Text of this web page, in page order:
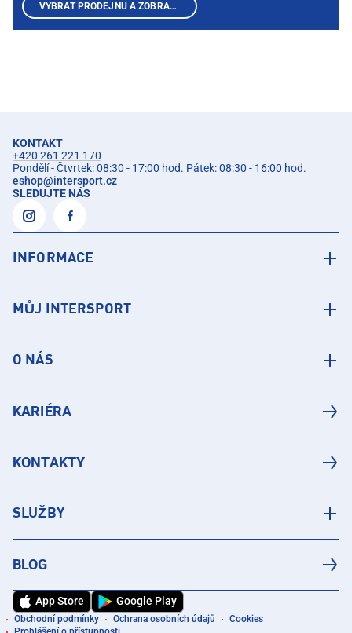
VYBRAT PRODEJNU A ZOBRAZIT PRODUKTY
KONTAKT
+420 261 221 170
Pondělí - Čtvrtek: 08:30 - 17:00 hod. Pátek: 08:30 - 16:00 hod.
eshop@intersport.cz
SLEDUJTE NÁS
INFORMACE
MŮJ INTERSPORT
O NÁS
KARIÉRA
KONTAKTY
SLUŽBY
BLOG
App Store Google Play
Obchodní podmínky Ochrana osobních údajů
Cookies